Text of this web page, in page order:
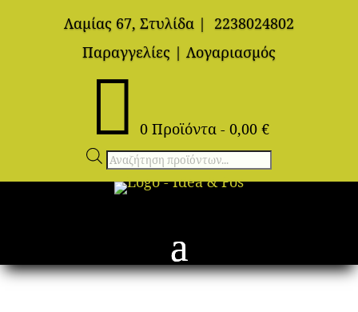
Λαμίας 67, Στυλίδα |
2238024802
Παραγγελίες | Λογαριασμός
 0 Προϊόντα - 0,00 €
Αναζήτηση
προϊόντων